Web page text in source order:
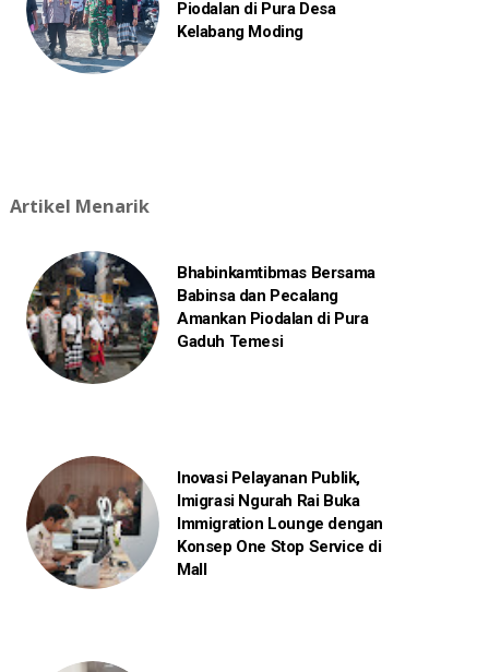
Piodalan di Pura Desa
Kelabang Moding
Artikel Menarik
Bhabinkamtibmas Bersama
Babinsa dan Pecalang
Amankan Piodalan di Pura
Gaduh Temesi
Inovasi Pelayanan Publik,
Imigrasi Ngurah Rai Buka
Immigration Lounge dengan
Konsep One Stop Service di
Mall